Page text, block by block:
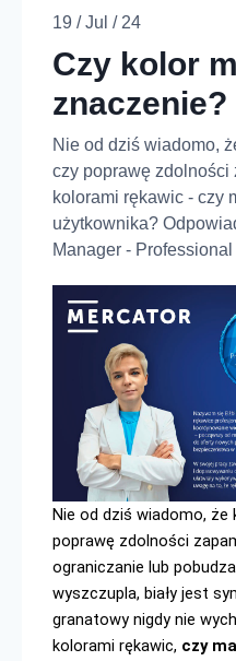
19 / Jul / 24
Czy kolor
znaczenie?
Nie od dziś wiadomo,
czy poprawę zdolności
kolorami rękawic - czy
użytkownika?
Manager -
Nie od dziś wiadomo, że
poprawę zdolności
ograniczanie lub
wyszczupla, biały jest
granatowy nigdy nie
kolorami rękawic, czy